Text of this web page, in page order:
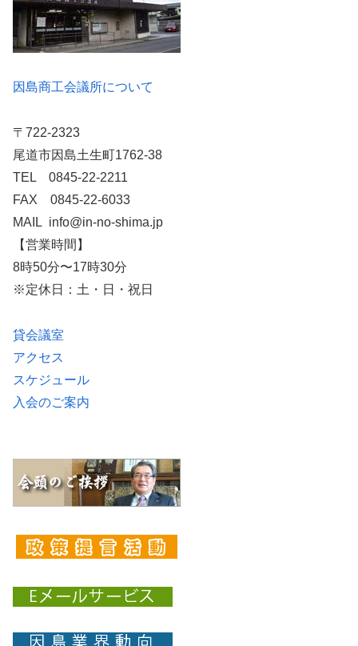
因島商工会議所について
〒722-2323
尾道市因島土生町1762-38
TEL 0845-22-2211
FAX 0845-22-6033
MAIL info@in-no-shima.jp
【営業時間】
8時50分〜17時30分
※定休日：土・日・祝日
貸会議室
アクセス
スケジュール
入会のご案内